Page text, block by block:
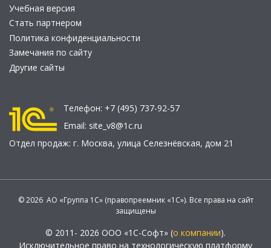
Учебная версия
Стать партнером
Политика конфиденциальности
Замечания по сайту
Другие сайты
Телефон: +7 (495) 737-92-57
Email: site_v8@1c.ru
Отдел продаж: г. Москва, улица Селезнёвская, дом 21
© 2026 АО «Группа 1С» (правопреемник «1С»). Все права на сайт
защищены
© 2011- 2026 ООО «1С-Софт» (о компании).
Исключительное право на технологическую платформу